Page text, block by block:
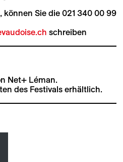
können Sie die 021 340 00 99
schreiben
Net+ Léman.
des Festivals erhältlich.